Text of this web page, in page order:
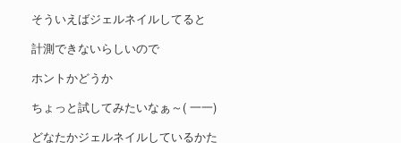
そういえばジェルネイルしてると
計測できないらしいので
ホントかどうか
ちょっと試してみたいなぁ～( 一一)
どなたかジェルネイルしているかた